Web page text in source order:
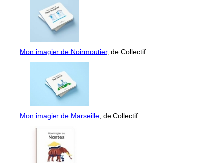
Mon imagier de Noirmoutier, de Collectif
Mon imagier de Marseille , de Collectif